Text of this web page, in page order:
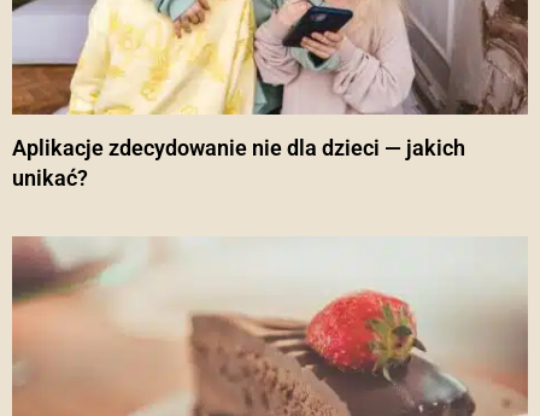
Aplikacje zdecydowanie nie dla dzieci — jakich
unikać?